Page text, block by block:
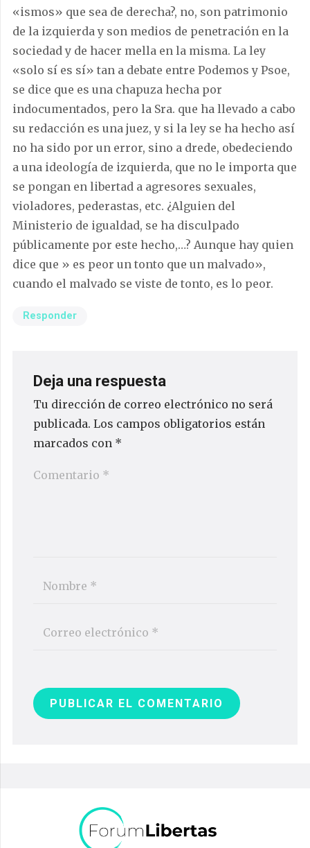
«ismos» que sea de derecha?, no, son patrimonio
de la izquierda y son medios de penetración en la
sociedad y de hacer mella en la misma. La ley
«solo sí es sí» tan a debate entre Podemos y Psoe,
se dice que es una chapuza hecha por
indocumentados, pero la Sra. que ha llevado a cabo
su redacción es una juez, y si la ley se ha hecho así
no ha sido por un error, sino a drede, obedeciendo
a una ideología de izquierda, que no le importa que
se pongan en libertad a agresores sexuales,
violadores, pederastas, etc. ¿Alguien del
Ministerio de igualdad, se ha disculpado
públicamente por este hecho,…? Aunque hay quien
dice que » es peor un tonto que un malvado»,
cuando el malvado se viste de tonto, es lo peor.
Responder
Deja una respuesta
Tu dirección de correo electrónico no será
publicada. Los campos obligatorios están
marcados con *
PUBLICAR EL COMENTARIO